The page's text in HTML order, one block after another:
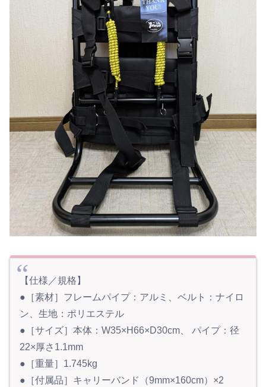
【仕様／規格】
●［素材］フレームパイプ：アルミ、ベルト：ナイロ
ン、生地：ポリエステル
●［サイズ］本体：W35×H66×D30cm、 パイプ：径
22×厚さ1.1mm
●［重量］1.745kg
●［付属品］キャリーバンド（9mm×160cm）×2